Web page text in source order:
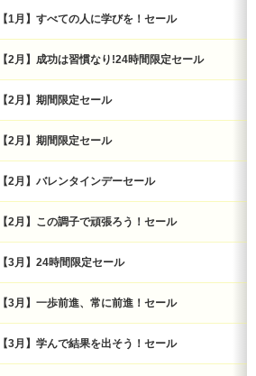
【1月】すべての人に学びを！セール
【2月】成功は習慣なり!24時間限定セール
【2月】期間限定セール
【2月】期間限定セール
【2月】バレンタインデーセール
【2月】この調子で頑張ろう！セール
【3月】24時間限定セール
【3月】一歩前進、常に前進！セール
【3月】学んで結果を出そう！セール